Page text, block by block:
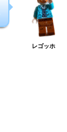
レゴッホ